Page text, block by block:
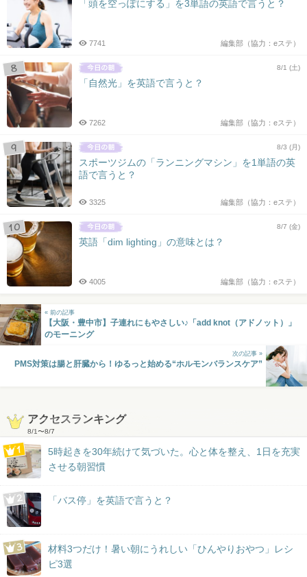
「頭を空っぽにする」を3単語の英語で言うと？
編集部（協力：eステ）
7741
8/1 (土)
「自然光」を英語で言うと？
編集部（協力：eステ）
7262
8/3 (月)
スポーツジムの「ランニングマシン」を1単語の英
語で言うと？
編集部（協力：eステ）
3325
8/7 (金)
英語「dim lighting」の意味とは？
編集部（協力：eステ）
4005
« 前の記事
【大阪・豊中市】子連れにもやさしい♪「add knot（アドノット）」
のモーニング
次の記事 »
PMS対策は腸と肝臓から！ゆるっと始める“ホルモンバランスケア”
アクセスランキング
8/1〜8/7
5時起きを30年続けて気づいた。心と体を整え、1日を充実
させる朝習慣
「バス停」を英語で言うと？
材料3つだけ！暑い朝にうれしい「ひんやりおやつ」レシ
ピ3選